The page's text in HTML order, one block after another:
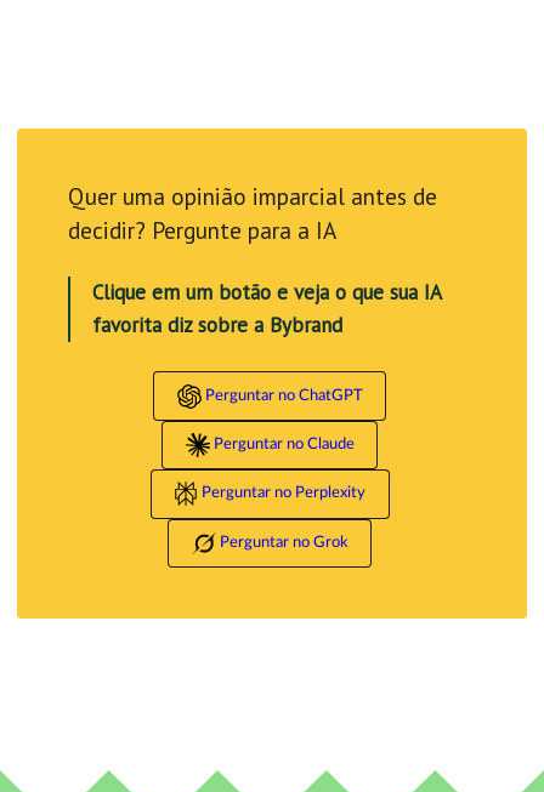
Quer uma opinião imparcial antes de
decidir? Pergunte para a IA
Clique em um botão e veja o que sua IA
favorita diz sobre a Bybrand
Perguntar no ChatGPT
Perguntar no Claude
Perguntar no Perplexity
Perguntar no Grok